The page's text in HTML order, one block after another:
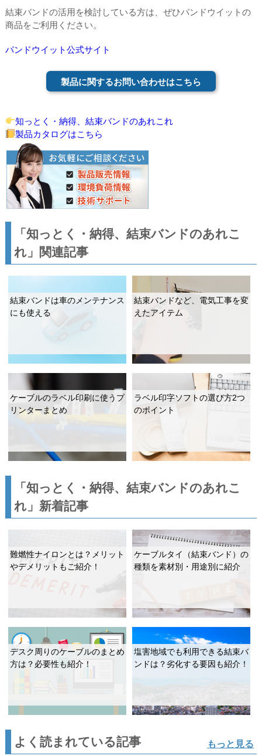
結束バンドの活用を検討している方は、ぜひパンドウイットの
商品をご利用ください。
パンドウイット公式サイト
製品に関するお問い合わせはこちら
知っとく・納得、結束バンドのあれこれ
製品カタログはこちら
「知っとく・納得、結束バンドのあれこ
れ」関連記事
結束バンドは車のメンテナンス
にも使える
結束バンドなど、電気工事を変
えたアイテム
ケーブルのラベル印刷に使うプ
リンターまとめ
ラベル印字ソフトの選び方2つ
のポイント
「知っとく・納得、結束バンドのあれこ
れ」新着記事
難燃性ナイロンとは？メリット
やデメリットもご紹介！
ケーブルタイ（結束バンド）の
種類を素材別・用途別に紹介
デスク周りのケーブルのまとめ
方は？必要性も紹介！
塩害地域でも利用できる結束バ
ンドは？劣化する要因も紹介！
よく読まれている記事 もっと見る